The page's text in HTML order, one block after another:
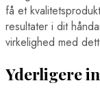
få et
resultater i dit
virkelighed med
Yderligere